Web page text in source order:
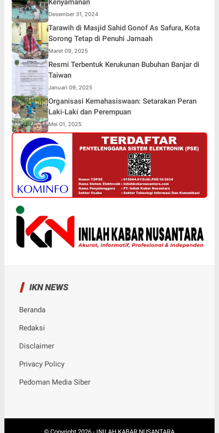
Kenyamanan
Desember 31, 2024
Tarawih di Masjid Sahid Gonof As Safura, Kota
Sorong Tetap di Penuhi Jamaah
Maret 09, 2025
Resmi Terbentuk Kerukunan Bubuhan Banjar di
Taiwan
Januari 09, 2025
Organisasi Kemahasiswaan: Setarakan Peran
Laki-Laki dan Perempuan
Mei 01, 2025
IKN NEWS
Beranda
Redaksi
Disclaimer
Privacy Policy
Pedoman Media Siber